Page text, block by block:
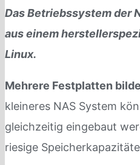
Das Betriebssystem der
aus einem
Linux.
Mehrere Festplatten
kleineres NAS System
gleichzeitig eingebaut
riesige